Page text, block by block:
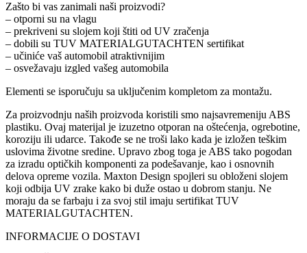
Zašto bi vas zanimali naši proizvodi?
– otporni su na vlagu
– prekriveni su slojem koji štiti od UV zračenja
– dobili su TUV MATERIALGUTACHTEN sertifikat
– učiniće vaš automobil atraktivnijim
– osvežavaju izgled vašeg automobila
Elementi se isporučuju sa uključenim kompletom za montažu.
Za proizvodnju naših proizvoda koristili smo najsavremeniju ABS
plastiku. Ovaj materijal je izuzetno otporan na oštećenja, ogrebotine,
koroziju ili udarce. Takođe se ne troši lako kada je izložen teškim
uslovima životne sredine. Upravo zbog toga je ABS tako pogodan
za izradu optičkih komponenti za podešavanje, kao i osnovnih
delova opreme vozila. Maxton Design spojleri su obloženi slojem
koji odbija UV zrake kako bi duže ostao u dobrom stanju. Ne
moraju da se farbaju i za svoj stil imaju sertifikat TUV
MATERIALGUTACHTEN.
INFORMACIJE O DOSTAVI